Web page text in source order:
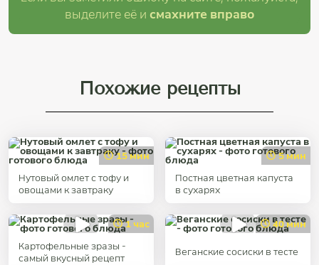
выделите её и смахните вправо
Похожие рецепты
15 мин
Нутовый омлет с тофу и
овощами к завтраку
5 мин
Постная цветная капуста
в сухарях
1 час
Картофельные зразы -
cамый вкусный рецепт
40 мин
Веганские сосиски в тесте